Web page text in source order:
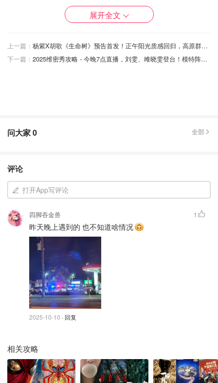
不少当时在商场内的顾客也在评论区留言，称当时听到一阵
巨响，才反应过来是打劫。但即便如此，现场竟然没有出现
官员们在社交媒体上发帖称，上午 11 点 10 分左右，警察
接到报警，赶往巨人大道和著名大道地区事发地，称有一辆
汽车“倒车”撞上了商店的前窗。
警方表示，“嫌疑人并未进入”商店，也没有丢失任何东西。
展开全文
上一篇：
杨紫X胡歌《生命树》预告首发！正午阳光质感回归，高原群像太好哭了
下一篇：
2025维密秀攻略 - 今晚7点直播，刘雯、雎晓雯登台！模特阵容、观看方式盘点！
问大家0 全部
评论
打开App写评论
四脚吞金兽
昨天晚上遇到的 也不知道啥情况
2025-10-10 · 回复
1
相关攻略